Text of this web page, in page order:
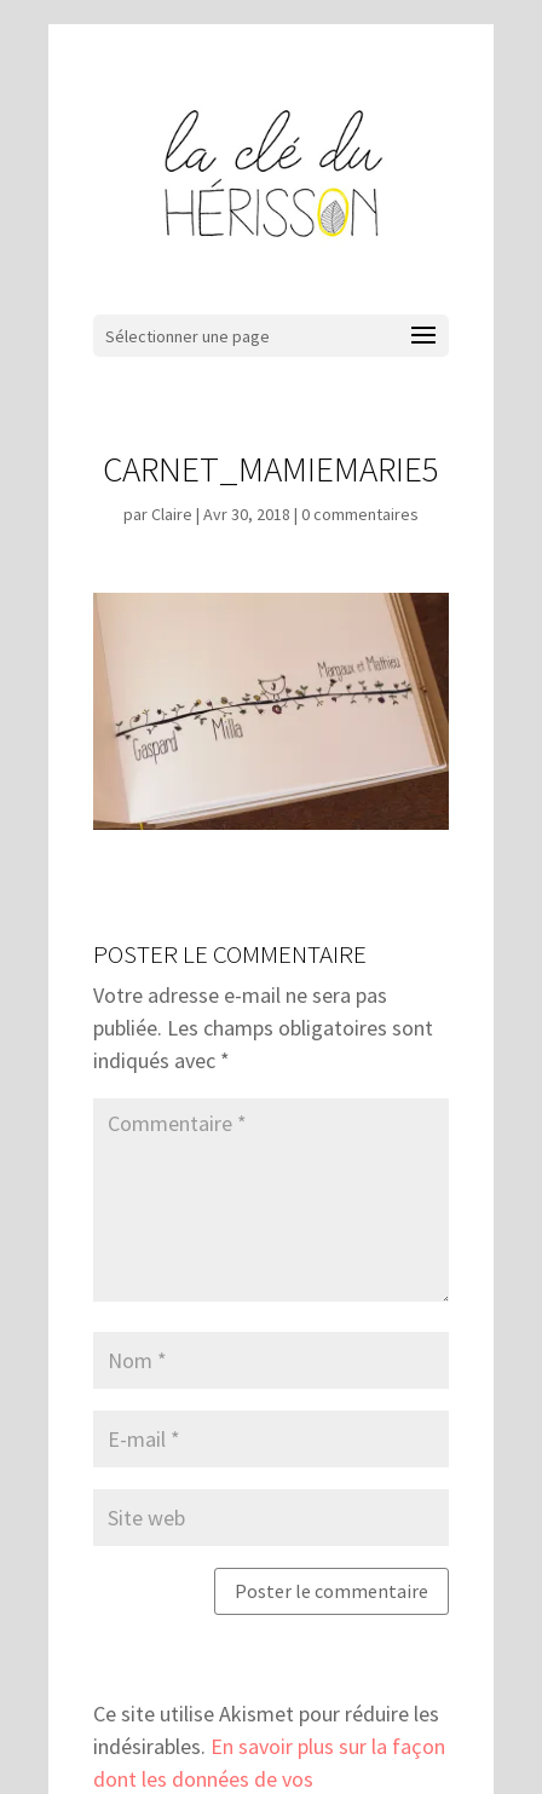
Sélectionner une page
CARNET_MAMIEMARIE5
parClaire | Avr 30, 2018 | 0 commentaires
POSTER LE COMMENTAIRE
Votre adresse e-mail ne sera pas
publiée. Les champs obligatoires sont
indiqués avec *
Ce site utilise Akismet pour réduire les
indésirables. En savoir plus sur la façon
dont les données de vos